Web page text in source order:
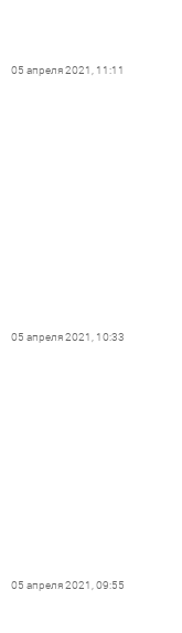
05 апреля 2021, 11:11
05 апреля 2021, 10:33
05 апреля 2021, 09:55